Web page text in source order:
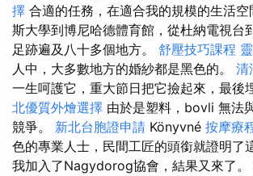
擇 合適的任務，在適合我的規模的生活
斯大學到博尼哈德體育館，從杜納電視台
足跡遍及八十多個地方。 舒壓技巧課程
人中，大多數地方的婚紗都是黑色的。 清
一生呵護它，重大節日把它撿起來，最後
北優質外燴選擇 由於是塑料，bovli 無法
競爭。 新北台胞證申請 Könyvné 按摩療
色的專業人士，民間工匠的頭銜就證明了
我加入了Nagydorog協會，結果又來了